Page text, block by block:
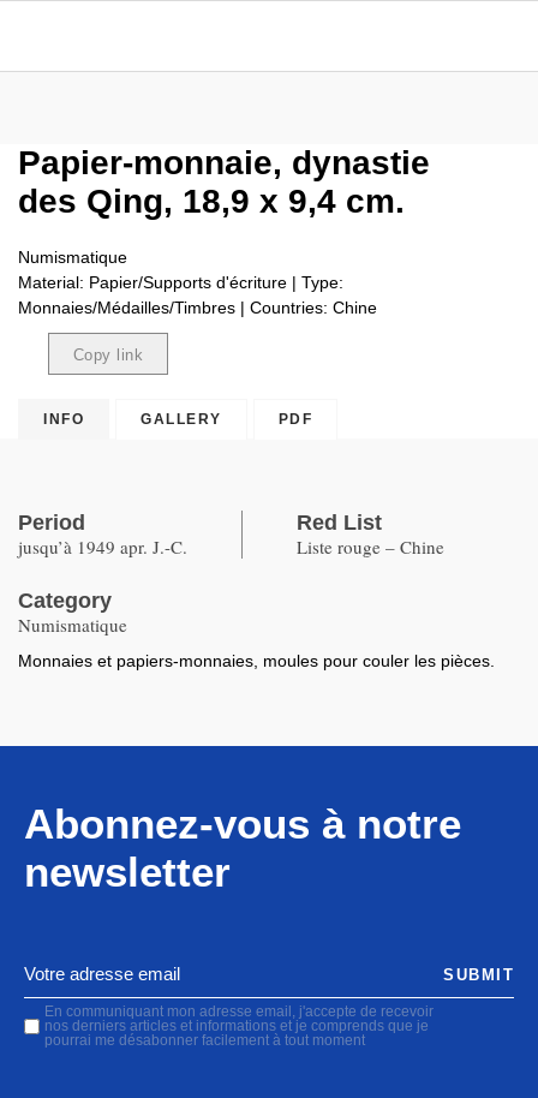
Papier-monnaie, dynastie
des Qing, 18,9 x 9,4 cm.
Numismatique
Material: Papier/Supports d'écriture | Type:
Monnaies/Médailles/Timbres | Countries: Chine
Copy link
INFO GALLERY PDF
Period
jusqu’à 1949 apr. J.-C.
Red List
Liste rouge – Chine
Category
Numismatique
Monnaies et papiers-monnaies, moules pour couler les pièces.
Abonnez-vous à notre
newsletter
En communiquant mon adresse email, j'accepte de recevoir
nos derniers articles et informations et je comprends que je
pourrai me désabonner facilement à tout moment
SUBMIT